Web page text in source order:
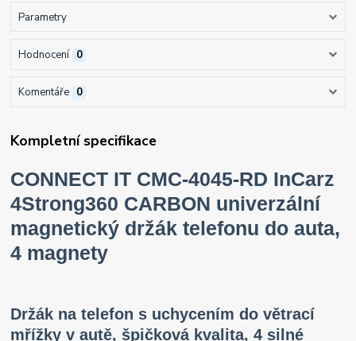
Parametry
Hodnocení 0
Komentáře 0
Kompletní specifikace
CONNECT IT CMC-4045-RD InCarz
4Strong360 CARBON univerzální
magnetický držák telefonu do auta,
4 magnety
Držák na telefon s uchycením do větrací
mřížky v autě, špičková kvalita, 4 silné